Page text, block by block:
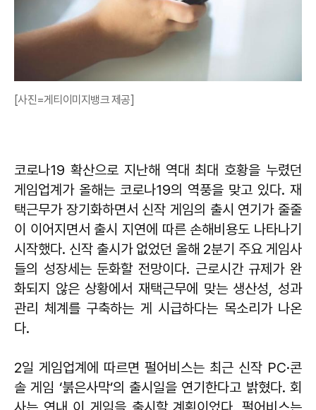
[사진=게티이미지뱅크 제공]
코로나19 확산으로 지난해 역대 최대 호황을 누렸던
게임업계가 올해는 코로나19의 역풍을 맞고 있다. 재
택근무가 장기화하면서 신작 게임의 출시 연기가 줄줄
이 이어지면서 출시 지연에 따른 손해비용도 나타나기
시작했다. 신작 출시가 없었던 올해 2분기 주요 게임사
들의 성장세는 둔화할 전망이다. 근로시간 규제가 완
화되지 않은 상황에서 재택근무에 맞는 생산성, 성과
관리 체계를 구축하는 게 시급하다는 목소리가 나온
다.
2일 게임업계에 따르면 펄어비스는 최근 신작 PC·콘
솔 게임 ‘붉은사막’의 출시일을 연기한다고 밝혔다. 회